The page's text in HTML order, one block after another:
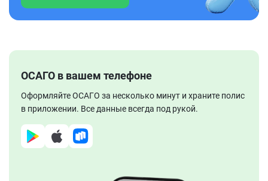
ОСАГО в вашем телефоне
Оформляйте ОСАГО за несколько минут и храните полис
в приложении. Все данные всегда под рукой.